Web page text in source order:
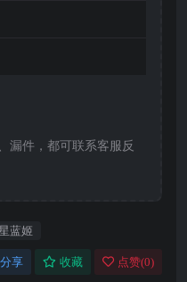
漏件，都可联系客服反
蓝姬
分享 收藏 点赞(0)